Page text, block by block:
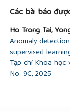
“Design
singular
13, no.
[15]D.
Các bài báo
Ho Trong Tai,
Anomaly
supervised
Tạp chí Khoa học
No. 9C, 2025